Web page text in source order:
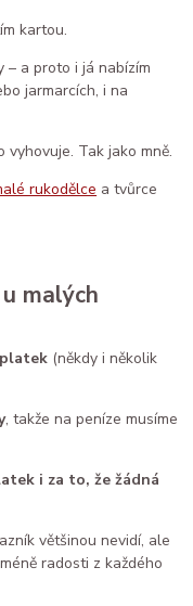
kartou.
– a proto i já nabízím
jarmarcích, i na
Tak jako mně.
rukodělce a tvůrce
malých
(někdy i několik
, takže na peníze musíme
i za to, že žádná
většinou nevidí, ale
radosti z každého